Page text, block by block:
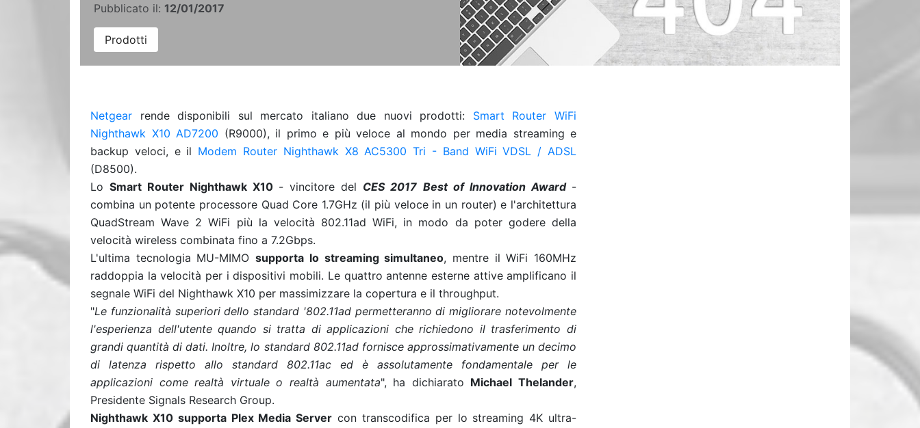
Pubblicato il: 12/01/2017
Prodotti
Netgear rende disponibili sul mercato italiano due nuovi prodotti: Smart Router WiFi
Nighthawk X10 AD7200 (R9000), il primo e più veloce al mondo per media streaming e
backup veloci, e il Modem Router Nighthawk X8 AC5300 Tri - Band WiFi VDSL / ADSL
(D8500).
Lo Smart Router Nighthawk X10 - vincitore del CES 2017 Best of Innovation Award -
combina un potente processore Quad Core 1.7GHz (il più veloce in un router) e l'architettura
QuadStream Wave 2 WiFi più la velocità 802.11ad WiFi, in modo da poter godere della
velocità wireless combinata fino a 7.2Gbps.
L'ultima tecnologia MU-MIMOsupporta lo streaming simultaneo, mentre il WiFi 160MHz
raddoppia la velocità per i dispositivi mobili. Le quattro antenne esterne attive amplificano il
segnale WiFi del Nighthawk X10 per massimizzare la copertura e il throughput.
"Le funzionalità superiori dello standard '802.11ad permetteranno di migliorare notevolmente
l'esperienza dell'utente quando si tratta di applicazioni che richiedono il trasferimento di
grandi quantità di dati. Inoltre, lo standard 802.11ad fornisce approssimativamente un decimo
di latenza rispetto allo standard 802.11ac ed è assolutamente fondamentale per le
applicazioni come realtà virtuale o realtà aumentata", ha dichiarato Michael Thelander,
Presidente Signals Research Group.
Nighthawk X10 supporta Plex Media Server con transcodifica per lo streaming 4K ultra-